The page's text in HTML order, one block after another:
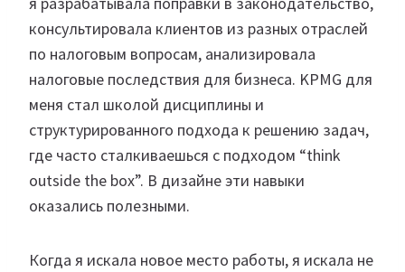
консультировала клиентов из разных отраслей
по налоговым вопросам, анализировала
налоговые последствия для бизнеса. KPMG для
меня стал школой дисциплины и
структурированного подхода к решению задач,
где часто сталкиваешься с подходом “think
outside the box”. В дизайне эти навыки
оказались полезными.
Когда я искала новое место работы, я искала не